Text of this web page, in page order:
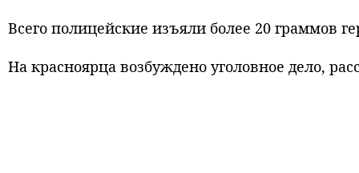
Всего полицейские изъяли более 20 граммов
На красноярца возбуждено уголовное дело,